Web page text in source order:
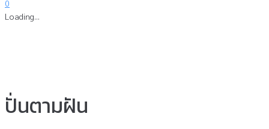
0
Loading...
ปั่นตามฝัน